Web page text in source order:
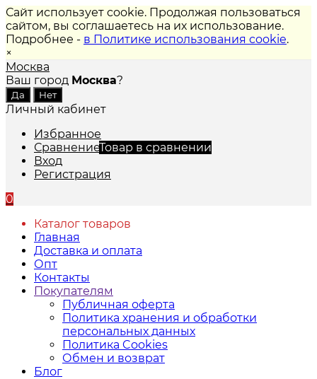
Сайт использует cookie. Продолжая пользоваться
сайтом, вы соглашаетесь на их использование.
Подробнее - в Политике использования cookie.
×
Москва
Ваш город Москва?
Личный кабинет
Избранное
СравнениеТовар в сравнении
Вход
Регистрация
0
Каталог товаров
Главная
Доставка и оплата
Опт
Контакты
Покупателям
Публичная оферта
Политика хранения и обработки
персональных данных
Политика Cookies
Обмен и возврат
Блог